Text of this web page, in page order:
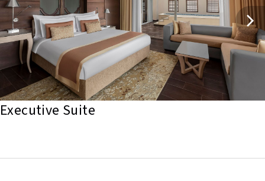
Executive Suite